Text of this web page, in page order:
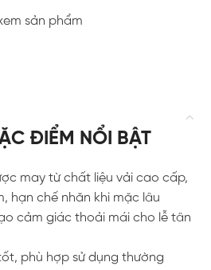
sản phẩm
ĐIỂM NỔI BẬT
may từ chất liệu vải cao cấp,
hạn chế nhăn khi mặc lâu
cảm giác thoải mái cho lễ tân
phù hợp sử dụng thường